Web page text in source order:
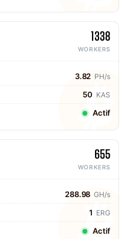
1338
WORKERS
3.82 PH/s
50 KAS
Actif
655
WORKERS
288.98 GH/s
1 ERG
Actif